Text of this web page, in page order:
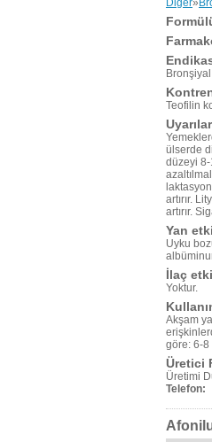
Diğer»
Teofilin
ülserde
düzeyi 8-
artırır.
artırır.
Yan
Uyku
İlaç
Yoktur.
Akşam
göre: 6-8
Üretici
Üretimi
Telefon: